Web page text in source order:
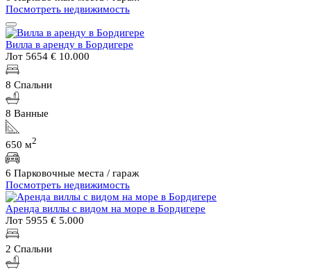
Посмотреть недвижимость
Вилла в аренду в Бордигере
Лот 5654 € 10.000
8 Спальни
8 Ванные
650 м2
6 Парковочные места / гараж
Посмотреть недвижимость
Аренда виллы с видом на море в Бордигере
Лот 5955 € 5.000
2 Спальни